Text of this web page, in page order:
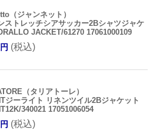
（ジャンネット）
ストレッチシアサッカー2Bシャツジャケ
JACKET/61270 17061000109
(税込)
（タリアトーレ）
ジーライト リネンツイル2Bジャケット
340021 17051006054
(税込)